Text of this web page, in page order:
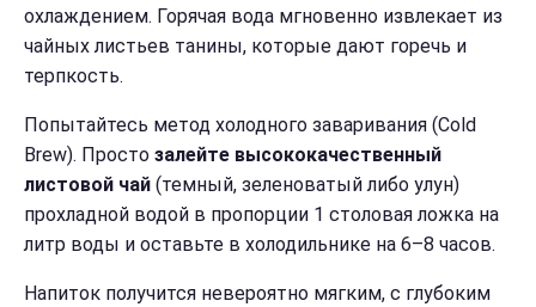
охлаждением. Горячая вода мгновенно извлекает из
чайных листьев танины, которые дают горечь и
терпкость.
Попытайтесь метод холодного заваривания (Cold
Brew). Просто залейте высококачественный
листовой чай (темный, зеленоватый либо улун)
прохладной водой в пропорции 1 столовая ложка на
литр воды и оставьте в холодильнике на 6–8 часов.
Напиток получится невероятно мягким, с глубоким